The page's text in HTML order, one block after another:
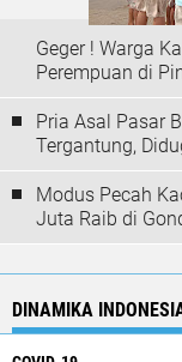
Geger ! Warga
Perempuan di
Pria Asal Pasar
Tergantung,
Modus Pecah
Juta Raib di
DINAMIKA